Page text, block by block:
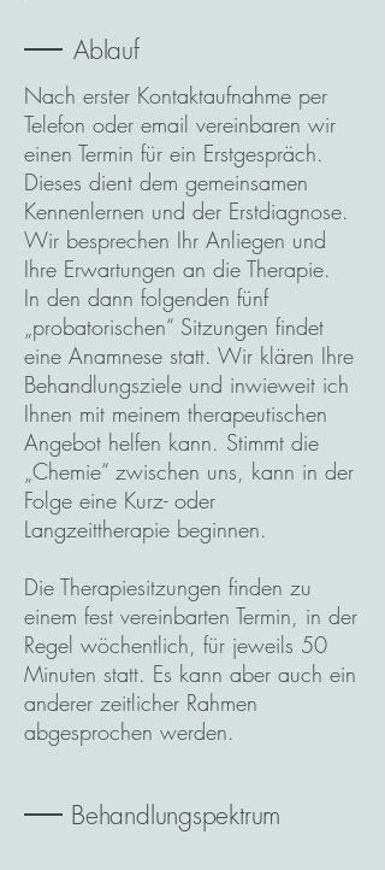
Ablauf
Nach erster Kontaktaufnahme per
Telefon oder email vereinbaren wir
einen Termin für ein Erstgespräch.
Dieses dient dem gemeinsamen
Kennenlernen und der Erstdiagnose.
Wir besprechen Ihr Anliegen und
Ihre Erwartungen an die Therapie.
In den dann folgenden fünf
„probatorischen“ Sitzungen findet
eine Anamnese statt. Wir klären Ihre
Behandlungsziele und inwieweit ich
Ihnen mit meinem therapeutischen
Angebot helfen kann. Stimmt die
„Chemie“ zwischen uns, kann in der
Folge eine Kurz- oder
Langzeittherapie beginnen.
Die Therapiesitzungen finden zu
einem fest vereinbarten Termin, in der
Regel wöchentlich, für jeweils 50
Minuten statt. Es kann aber auch ein
anderer zeitlicher Rahmen
abgesprochen werden.
Behandlungspektrum